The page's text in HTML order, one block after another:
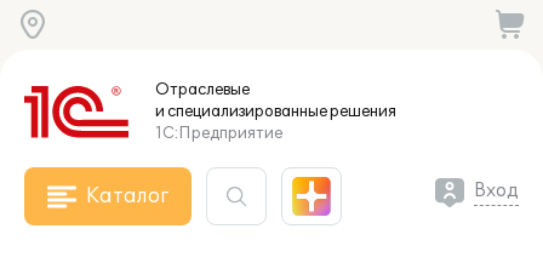
Отраслевые
и специализированныерешения
1С:Предприятие
Каталог Вход